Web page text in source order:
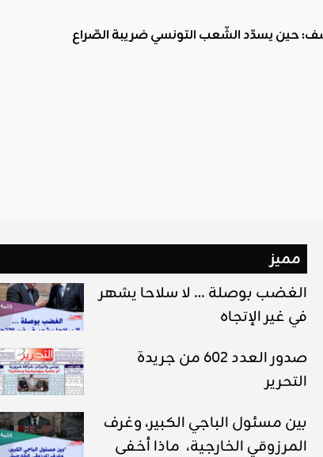
حين يسدّد الشّعب التونسي ضريبة الصّراع
مميز
الغضب بوصلة … لا سلاحا يشهر
في غير الإتجاه
صدور العدد 602 من جريدة
التحرير
بين مسئول الباجي الكبير، وغرف
المرزوقي الخارجية، ماذا أخفى